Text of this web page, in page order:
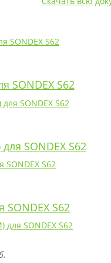
SONDEX S62
SONDEX S62
S62